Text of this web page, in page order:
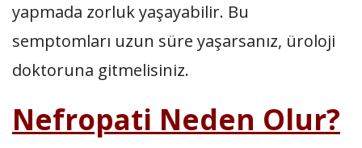
yapmada zorluk yaşayabilir. Bu
semptomları uzun süre yaşarsanız, üroloji
doktoruna gitmelisiniz.
Nefropati Neden Olur?